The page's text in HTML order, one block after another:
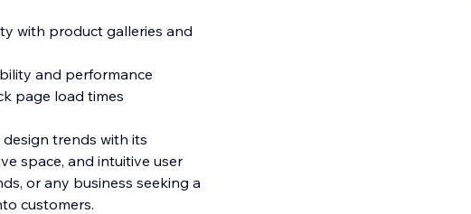
with product galleries and
and performance
page load times
trends with its
space, and intuitive user
or any business seeking a
customers.